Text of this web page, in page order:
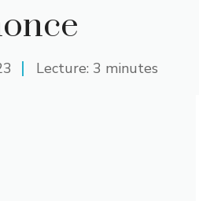
Lecture: 3 minutes